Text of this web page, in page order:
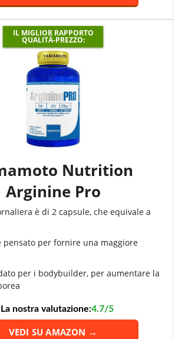
IL MIGLIOR RAPPORTO
QUALITÀ-PREZZO:
Nutrition
Arginine Pro
è di 2 capsule, che equivale a
pensato per fornire una maggiore
per i bodybuilder, per aumentare la
La nostra valutazione:4.7/5
VEDI SU AMAZON →